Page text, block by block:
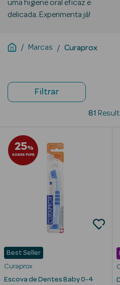
Cosmética
Cosmética
Cuidados de
Cabelo
Maquilhagem
Beauty Season
Maquilhagem
Beauty Season
Nutricosmética
Perfumes
Beauty Season
uma higiene oral eficaz e
delicada. Experimenta já!
Marcas Curaprox
Filtrar
81
25%
SOBRE PVPR
Best Seller
Curaprox
Escova de Dentes Baby 0-4